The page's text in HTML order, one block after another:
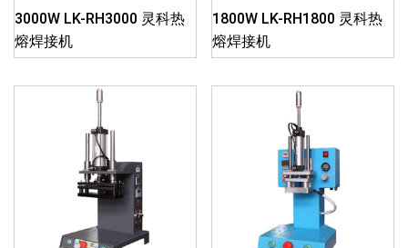
3000W LK-RH3000 灵科热
熔焊接机
1800W LK-RH1800 灵科热
熔焊接机